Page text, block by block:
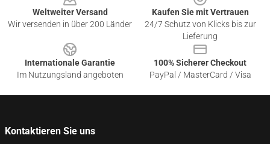
Weltweiter Versand
Wir versenden in über 200 Länder
Kaufen Sie mit Vertrauen
24/7 Schutz von Klicks bis zur
Lieferung
Internationale Garantie
Im Nutzungsland angeboten
100% Sicherer Checkout
PayPal / MasterCard / Visa
Kontaktieren Sie uns